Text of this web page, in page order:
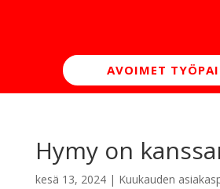
AVOIMET
Hymy on
kesä 13, 2024| Kuukauden